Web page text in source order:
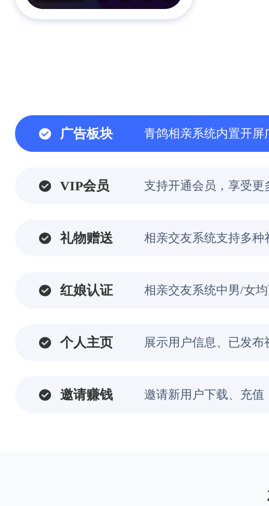
广告板块 青鸽相亲系统内置开
VIP会员 支持开通会员，享受更
礼物赠送 相亲交友系统支持多种
红娘认证 相亲交友系统中男/女
个人主页 展示用户信息、已发
邀请赚钱 邀请新用户下载、充值